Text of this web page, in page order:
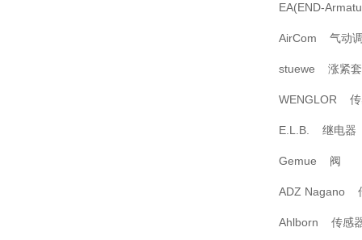
EA(END-
AirCom 气动
stuewe 涨紧套
WENGLOR 传
E.L.B. 继电器
Gemue 阀
ADZ Nagano
Ahlborn 传感